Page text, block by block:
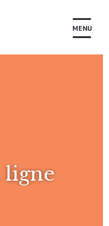
MENU
ligne